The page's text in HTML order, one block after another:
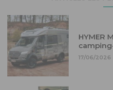
HYMER
17/06/2026